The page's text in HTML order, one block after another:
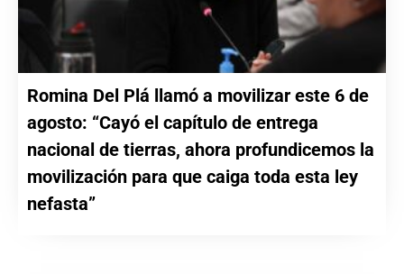
Romina Del Plá llamó a movilizar este 6 de
agosto: “Cayó el capítulo de entrega
nacional de tierras, ahora profundicemos la
movilización para que caiga toda esta ley
nefasta”